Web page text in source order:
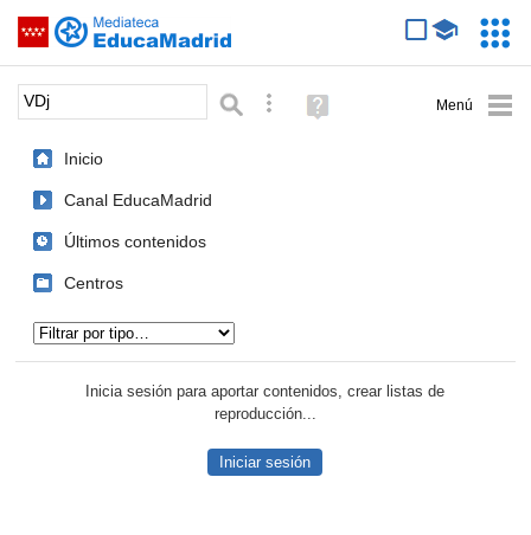
Saltar navegación
Palabra o frase: Búsqueda avanzada
Ayuda
(en
Inicio
Canal EducaMadrid
Últimos contenidos
Centros
Inicia sesión para aportar contenidos, crear listas de
reproducción...
Iniciar sesión